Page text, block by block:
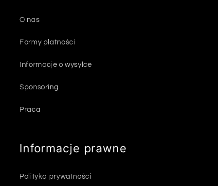
O nas
Formy płatności
Informacje o wysyłce
Sponsoring
Praca
Informacje prawne
Polityka prywatności